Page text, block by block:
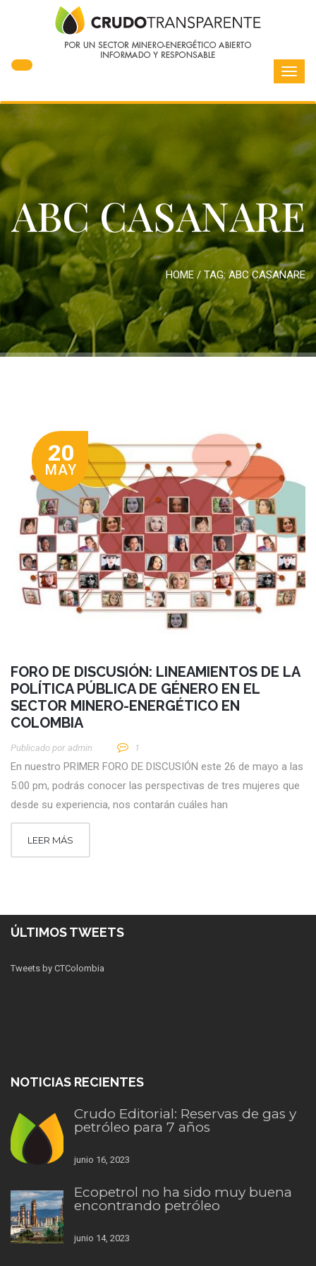
ABC CASANARE
HOME / TAG:ABC CASANARE
20
MAY
FORO DE DISCUSIÓN: LINEAMIENTOS DE LA
POLÍTICA PÚBLICA DE GÉNERO EN EL
SECTOR MINERO-ENERGÉTICO EN
COLOMBIA
Publicado por Admin 1
En nuestro PRIMER FORO DE DISCUSIÓN este 26 de mayo a las
5:00 pm, podrás conocer las perspectivas de tres mujeres que
desde su experiencia, nos contarán cuáles han
LEER MÁS
ÚLTIMOS TWEETS
Tweets by CTColombia
NOTICIAS RECIENTES
Crudo Editorial: Reservas de gas y
petróleo para 7 años
junio 16, 2023
Ecopetrol no ha sido muy buena
encontrando petróleo
junio 14, 2023